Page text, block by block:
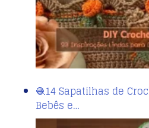
🧶14 Sapatilhas de
Bebês e…